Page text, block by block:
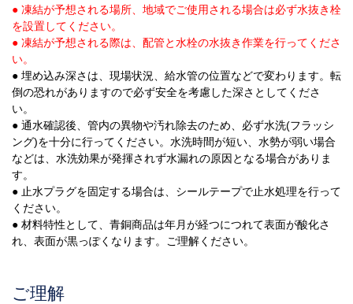
● 凍結が予想される場所、地域でご使用される場合は必ず水抜き栓
を設置してください。
● 凍結が予想される際は、配管と水栓の水抜き作業を行ってくださ
い。
● 埋め込み深さは、現場状況、給水管の位置などで変わります。転
倒の恐れがありますので必ず安全を考慮した深さとしてくださ
い。
● 通水確認後、管内の異物や汚れ除去のため、必ず水洗(フラッシ
ング)を十分に行ってください。水洗時間が短い、水勢が弱い場合
などは、水洗効果が発揮されず水漏れの原因となる場合がありま
す。
● 止水プラグを固定する場合は、シールテープで止水処理を行って
ください。
● 材料特性として、青銅商品は年月が経つにつれて表面が酸化さ
れ、表面が黒っぽくなります。ご理解ください。
ご理解